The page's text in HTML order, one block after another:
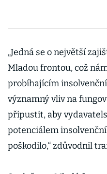
„Jedná se o největší
Mladou frontou, což
probíhajícím
významný vliv na
připustit, aby
potenciálem
poškodilo,“ zdůvodnil